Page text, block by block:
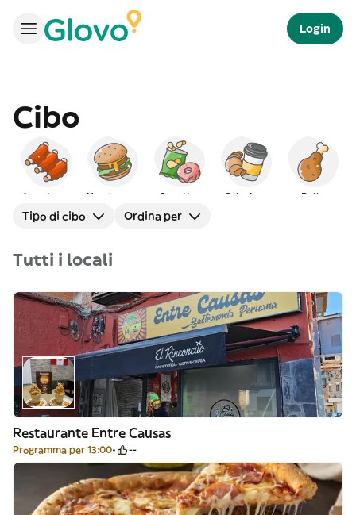
Login
Cibo
Americano Hamburger Spuntino Colazione Pollo
Tipo di cibo Ordina per
Tutti i locali
Restaurante Entre Causas
Programma per 13:00 --